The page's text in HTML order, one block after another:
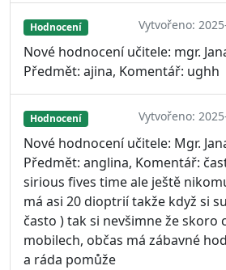
Hodnocení Vytvořeno:
Nové hodnocení učitele: mgr.
Předmět: ajina, Komentář: ughh
Hodnocení Vytvořeno:
Nové hodnocení učitele: Mgr.
Předmět: anglina, Komentář:
sirious fives time ale ještě
má asi 20 dioptrií takže když si
často ) tak si nevšimne že skoro
mobilech, občas má zábavné
a ráda pomůže